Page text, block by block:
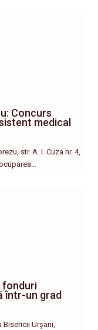
Concurs
medical
str. A. I. Cuza nr. 4,
fonduri
într-un grad
Bisericii Urșani,